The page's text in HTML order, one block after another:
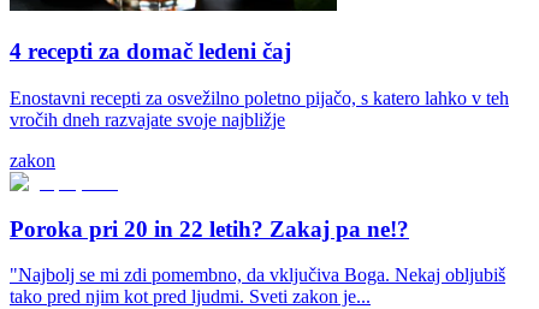
4 recepti za domač ledeni čaj
Enostavni recepti za osvežilno poletno pijačo, s katero lahko v teh
vročih dneh razvajate svoje najbližje
zakon
Poroka pri 20 in 22 letih? Zakaj pa ne!?
"Najbolj se mi zdi pomembno, da vključiva Boga. Nekaj obljubiš
tako pred njim kot pred ljudmi. Sveti zakon je...